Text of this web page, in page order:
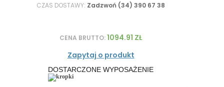
CZAS DOSTAWY: Zadzwoń (34) 390 67 38
CENA BRUTTO:1094.91 ZŁ
Zapytaj o produkt
DOSTARCZONE WYPOSAŻENIE